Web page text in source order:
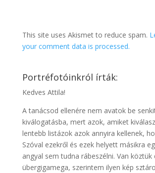
This site uses Akismet to reduce spam.
your comment data is processed.
Portréfotóinkról írták:
Kedves Attila!
A tanácsod ellenére nem avatok be
kiválogatásba, mert azok, amiket
lentebb listázok azok annyira kellenek,
Szóval ezekről és ezek helyett másikra
angyal sem tudna rábeszélni. Van köztük
übergigamega, szerintem ilyen kép